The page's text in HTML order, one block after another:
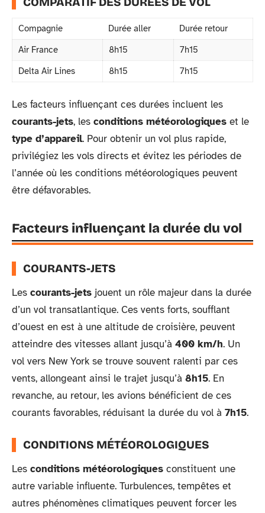
Compagnie Durée aller
Durée retour
Air France
8h15
7h15
Delta Air Lines
8h15 7h15
Les facteurs influençant ces durées incluent les
courants-jets, les conditions météorologiques et le
type d’appareil. Pour obtenir un vol plus rapide,
privilégiez les vols directs et évitez les périodes de
l’année où les conditions météorologiques peuvent
être défavorables.
Facteurs influençant la durée du vol
COURANTS-JETS
Les courants-jets jouent un rôle majeur dans la durée
d’un vol transatlantique. Ces vents forts, soufflant
d’ouest en est à une altitude de croisière, peuvent
atteindre des vitesses allant jusqu’à 400 km/h. Un
vol vers New York se trouve souvent ralenti par ces
vents, allongeant ainsi le trajet jusqu’à 8h15. En
revanche, au retour, les avions bénéficient de ces
courants favorables, réduisant la durée du vol à 7h15.
CONDITIONS MÉTÉOROLOGIQUES
Les conditions météorologiques constituent une
autre variable influente. Turbulences, tempêtes et
autres phénomènes climatiques peuvent forcer les